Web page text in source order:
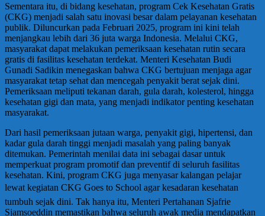
Sementara itu, di bidang kesehatan, program Cek Kesehatan Gratis
(CKG) menjadi salah satu inovasi besar dalam pelayanan kesehatan
publik. Diluncurkan pada Februari 2025, program ini kini telah
menjangkau lebih dari 36 juta warga Indonesia. Melalui CKG,
masyarakat dapat melakukan pemeriksaan kesehatan rutin secara
gratis di fasilitas kesehatan terdekat. Menteri Kesehatan Budi
Gunadi Sadikin menegaskan bahwa CKG bertujuan menjaga agar
masyarakat tetap sehat dan mencegah penyakit berat sejak dini.
Pemeriksaan meliputi tekanan darah, gula darah, kolesterol, hingga
kesehatan gigi dan mata, yang menjadi indikator penting kesehatan
masyarakat.
Dari hasil pemeriksaan jutaan warga, penyakit gigi, hipertensi, dan
kadar gula darah tinggi menjadi masalah yang paling banyak
ditemukan. Pemerintah menilai data ini sebagai dasar untuk
memperkuat program promotif dan preventif di seluruh fasilitas
kesehatan. Kini, program CKG juga menyasar kalangan pelajar
lewat kegiatan CKG Goes to School agar kesadaran kesehatan
tumbuh sejak dini. Tak hanya itu, Menteri Pertahanan Sjafrie
Sjamsoeddin memastikan bahwa seluruh awak media mendapatkan